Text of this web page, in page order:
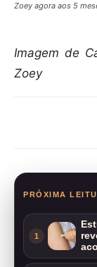
Zoey agora aos 5
Imagem de
Zoey
PRÓXIMA
1